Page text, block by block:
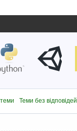
Теми без відповідей